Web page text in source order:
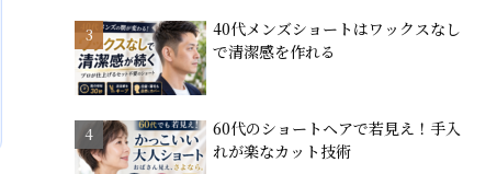
40代メンズショートはワックスなし
で清潔感を作れる
60代のショートヘアで若見え！手入
れが楽なカット技術